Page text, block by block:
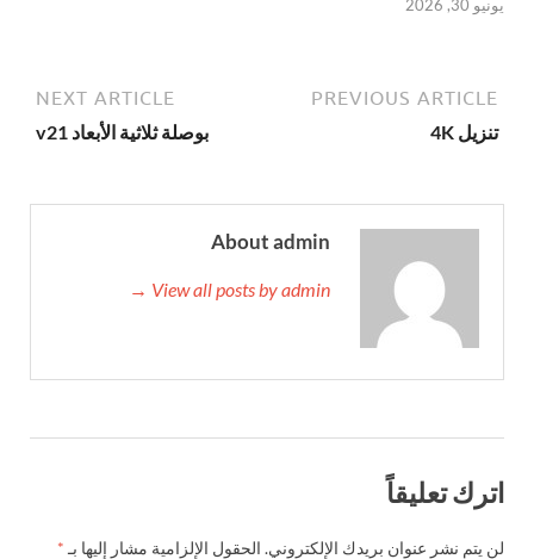
يونيو 30, 2026
PREVIOUS ARTICLE
تنزيل 4K
NEXT ARTICLE
بوصلة ثلاثية الأبعاد v21
About admin
View all posts by admin →
اترك تعليقاً
لن يتم نشر عنوان بريدك الإلكتروني. الحقول الإلزامية مشار إليها بـ *